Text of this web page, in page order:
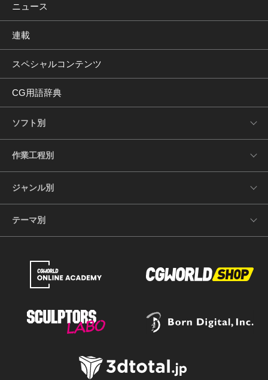
ニュース
連載
スペシャルコンテンツ
CG用語辞典
ソフト別
作業工程別
ジャンル別
テーマ別